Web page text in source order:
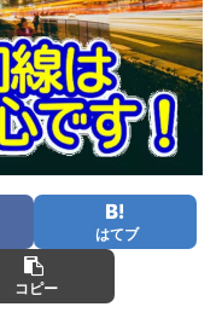
はてブ
コピー